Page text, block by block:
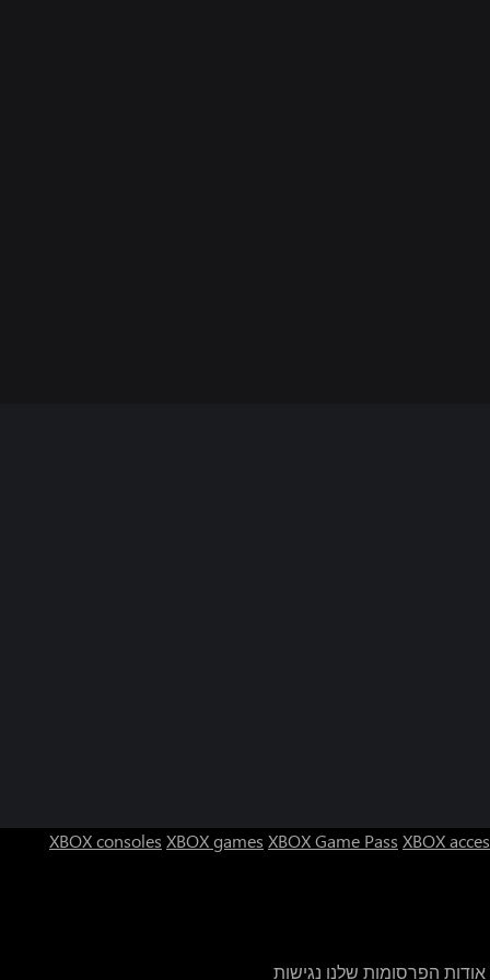
XBOX consoles XBOX games XBOX Game Pass XBOX
אודות הפרסומות שלנו נגישות